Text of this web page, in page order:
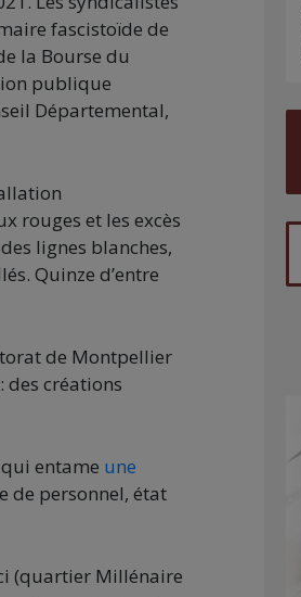
fascistoïde de
la Bourse du
publique
Départemental,
rouges et les excès
lignes blanches,
Quinze d’entre
de Montpellier
des créations
entame une
de personnel, état
(quartier Millénaire